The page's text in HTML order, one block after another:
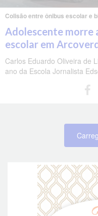
Colisão entre ônibus escolar e
Adolescente morre
escolar em
Carlos Eduardo Oliveira de
ano da Escola Jornalista